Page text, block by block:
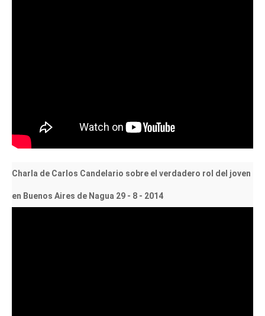
Charla de Carlos Candelario sobre el verdadero rol del joven
en Buenos Aires de Nagua 29 - 8 - 2014